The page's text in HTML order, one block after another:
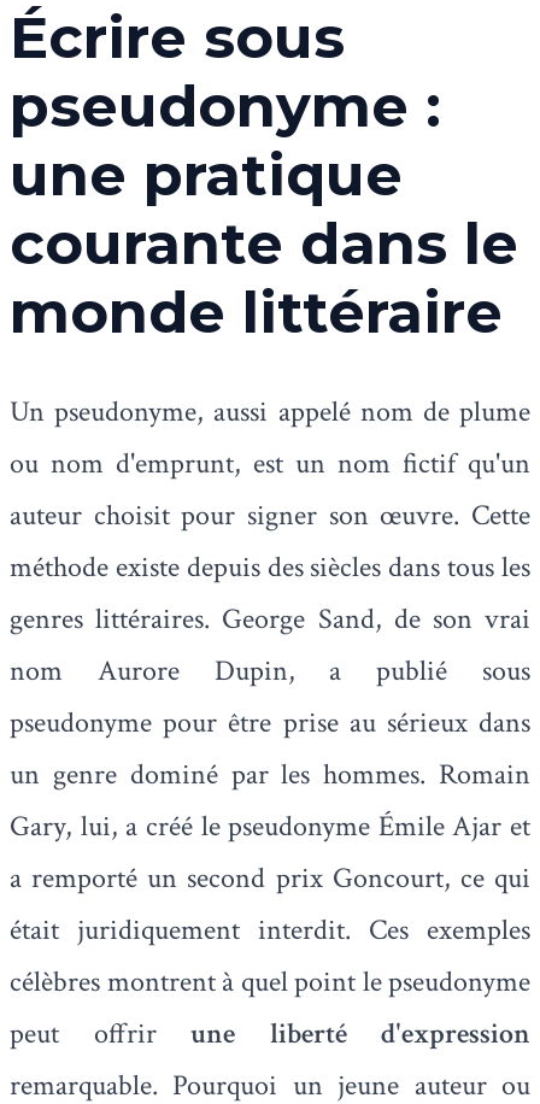
Écrire sous
pseudonyme :
une pratique
courante dans le
monde littéraire
Un pseudonyme, aussi appelé nom de plume
ou nom d'emprunt, est un nom fictif qu'un
auteur choisit pour signer son œuvre. Cette
méthode existe depuis des siècles dans tous les
genres littéraires. George Sand, de son vrai
nom Aurore Dupin, a publié sous
pseudonyme pour être prise au sérieux dans
un genre dominé par les hommes. Romain
Gary, lui, a créé le pseudonyme Émile Ajar et
a remporté un second prix Goncourt, ce qui
était juridiquement interdit. Ces exemples
célèbres montrent à quel point le pseudonyme
peut offrir une liberté d'expression
remarquable. Pourquoi un jeune auteur ou